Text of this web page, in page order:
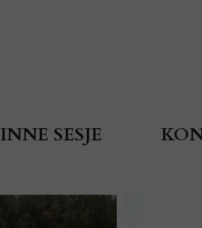
INNE SESJE